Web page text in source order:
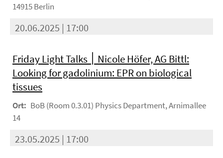
14915 Berlin
20.06.2025 | 17:00
Friday Light Talks ׀ Nicole Höfer, AG Bittl:
Looking for gadolinium: EPR on biological
tissues
Ort: BoB (Room 0.3.01) Physics Department, Arnimallee
14
23.05.2025 | 17:00